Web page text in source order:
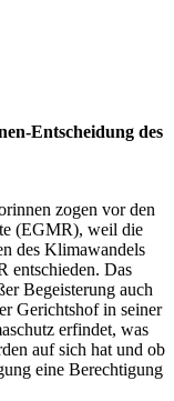
Entscheidung des
zogen vor den
(EGMR), weil die
des Klimawandels
entschieden. Das
Begeisterung auch
Gerichtshof in seiner
erfindet, was
auf sich hat und ob
eine Berechtigung